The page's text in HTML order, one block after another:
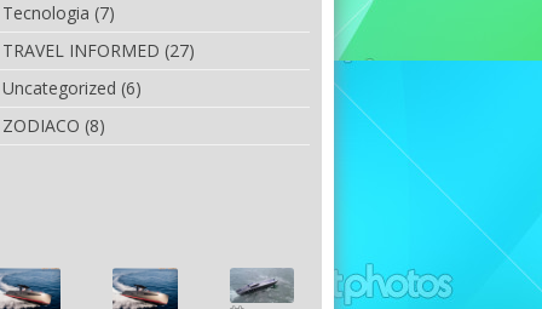
Tecnologia (7)
TRAVEL INFORMED (27)
Uncategorized (6)
ZODIACO (8)